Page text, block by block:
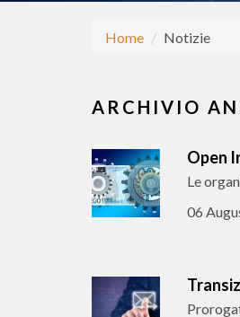
Home Notizie
ARCHIVIO
Open
Le
06